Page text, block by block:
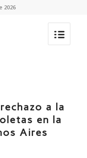
2026
a la
en la
Aires